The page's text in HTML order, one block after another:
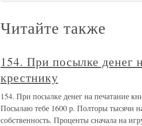
Читайте также
154. При посылке денег
крестнику
154. При посылке денег на печатание
Посылаю тебе 1600 р. Полторы тысячи
собственность. Проценты сначала на